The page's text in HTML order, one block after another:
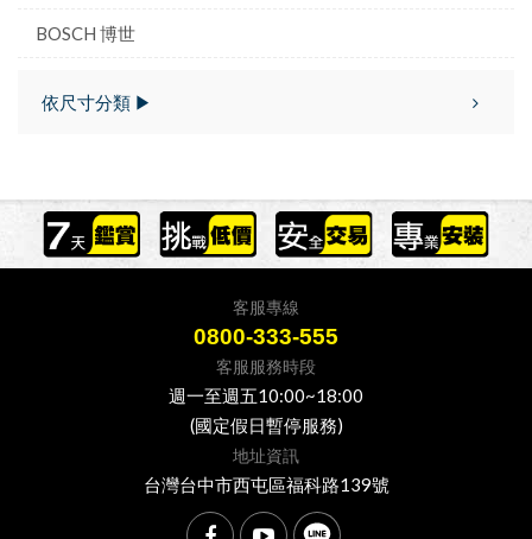
BOSCH 博世
依尺寸分類 ▶
客服專線
0800-333-555
客服服務時段
週一至週五10:00~18:00
(國定假日暫停服務)
地址資訊
台灣台中市西屯區福科路139號